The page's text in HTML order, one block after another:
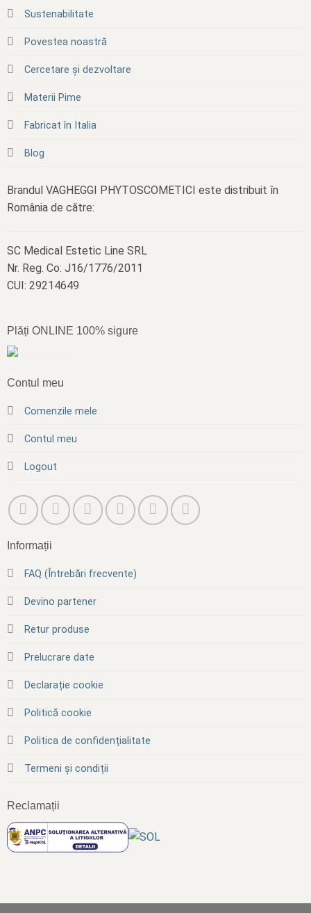
Sustenabilitate
Povestea noastră
Cercetare și dezvoltare
Materii Pime
Fabricat în Italia
Blog
Brandul VAGHEGGI PHYTOSCOMETICI este distribuit în
România de către:
SC Medical Estetic Line SRL
Nr. Reg. Co: J16/1776/2011
CUI: 29214649
Plăți ONLINE 100% sigure
Contul meu
Comenzile mele
Contul meu
Logout
Informații
FAQ (Întrebări frecvente)
Devino partener
Retur produse
Prelucrare date
Declarație cookie
Politică cookie
Politica de confidențialitate
Termeni și condiții
Reclamații